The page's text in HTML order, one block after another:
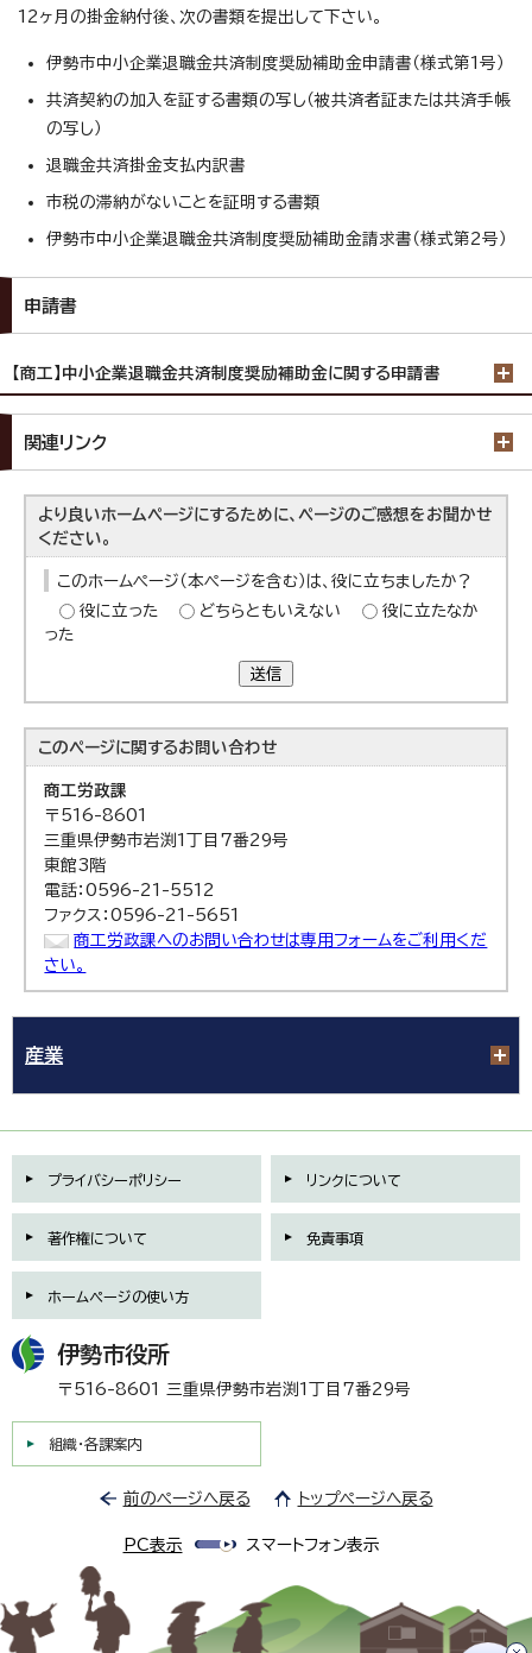
12ヶ月の掛金納付後、次の書類を提出して下さい。
伊勢市中小企業退職金共済制度奨励補助金申請書（様式第1号）
共済契約の加入を証する書類の写し（被共済者証または共済手帳
の写し）
退職金共済掛金支払内訳書
市税の滞納がないことを証明する書類
伊勢市中小企業退職金共済制度奨励補助金請求書（様式第2号）
申請書
【商工】中小企業退職金共済制度奨励補助金に関する申請書
関連リンク
より良いホームページにするために、ページのご感想をお聞かせ
ください。
このホームページ（本ページを含む）は、役に立ちましたか？
役に立った
どちらともいえない
役に立たなか
った
送信
このページに関するお問い合わせ
商工労政課
〒516-8601
三重県伊勢市岩渕1丁目7番29号
東館3階
電話：0596-21-5512
ファクス：0596-21-5651
商工労政課へのお問い合わせは専用フォームをご利用くだ
さい。
産業
プライバシーポリシー リンクについて
著作権について 免責事項
ホームページの使い方
伊勢市役所
〒516-8601 三重県伊勢市岩渕1丁目7番29号
組織・各課案内
前のページへ戻る トップページへ戻る
PC表示 スマートフォン表示